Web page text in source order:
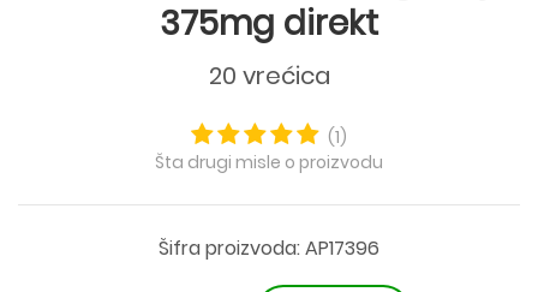
375mg direkt
20 vrećica
(1)
Šta drugi misle o proizvodu
Šifra proizvoda: AP17396